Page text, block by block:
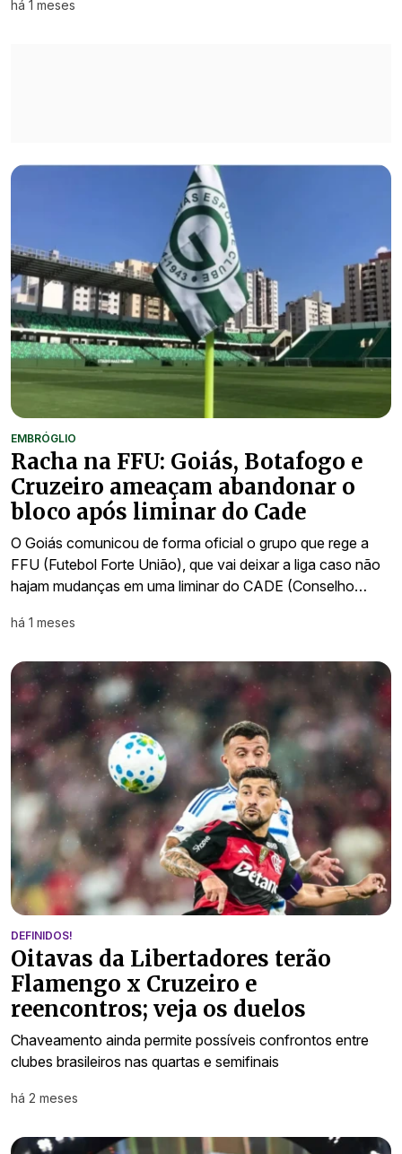
há 1 meses
EMBRÓGLIO
Racha na FFU: Goiás, Botafogo e
Cruzeiro ameaçam abandonar o
bloco após liminar do Cade
O Goiás comunicou de forma oficial o grupo que rege a
FFU (Futebol Forte União), que vai deixar a liga caso não
hajam mudanças em uma liminar do CADE (Conselho…
há 1 meses
DEFINIDOS!
Oitavas da Libertadores terão
Flamengo x Cruzeiro e
reencontros; veja os duelos
Chaveamento ainda permite possíveis confrontos entre
clubes brasileiros nas quartas e semifinais
há 2 meses